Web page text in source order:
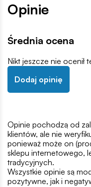
Opinie
Średnia ocena
Nikt jeszcze nie ocenił
Dodaj opinię
Opinie pochodzą od
klientów, ale nie
ponieważ może on
sklepu internetowego,
tradycyjnych.
Wszystkie opinie są
pozytywne, jak i